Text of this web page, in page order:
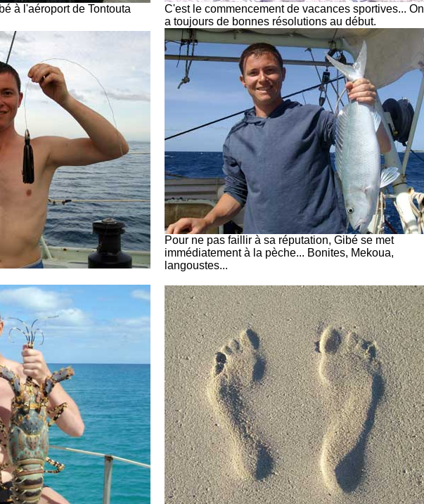
à l'aéroport de Tontouta
C'est le commencement de vacances sportives... On
a toujours de bonnes résolutions au début.
Pour ne pas faillir à sa réputation, Gibé se met
immédiatement à la pèche... Bonites, Mekoua,
langoustes...